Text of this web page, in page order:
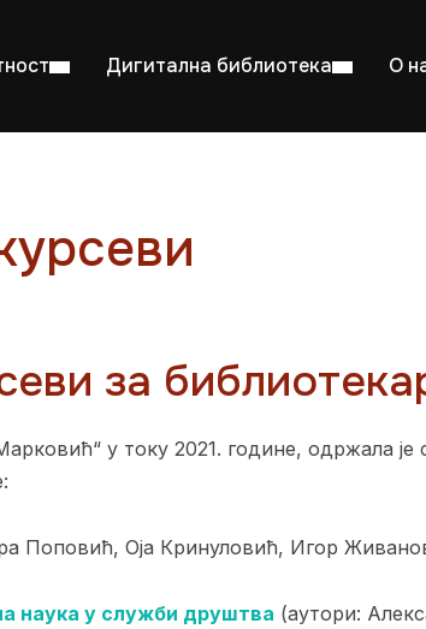
Дигитална библиотека О
за
у току 2021. године, одржала
Поповић, Оја Кринуловић, Игор
наука у служби друштва (аутори: